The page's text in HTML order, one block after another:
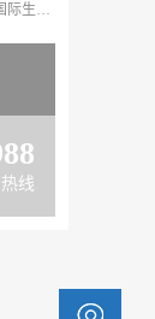
企业要闻｜塞拉尼斯公司领导一行莅临建海国际生产基地参观交流
线